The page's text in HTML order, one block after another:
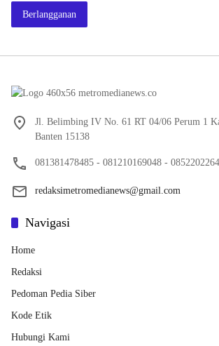
Berlangganan
Jl. Belimbing IV No. 61 RT 04/06 Perum 1
Banten 15138
081381478485 - 081210169048 -
redaksimetromedianews@gmail.com
Navigasi
Home
Redaksi
Pedoman Pedia Siber
Kode Etik
Hubungi Kami